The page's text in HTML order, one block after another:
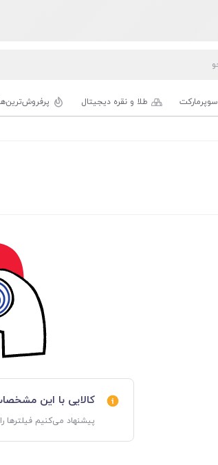
سوپرمارکت طلا و نقره دیجیتال
کالایی با این
پیشنهاد می‌کنیم فیلترها